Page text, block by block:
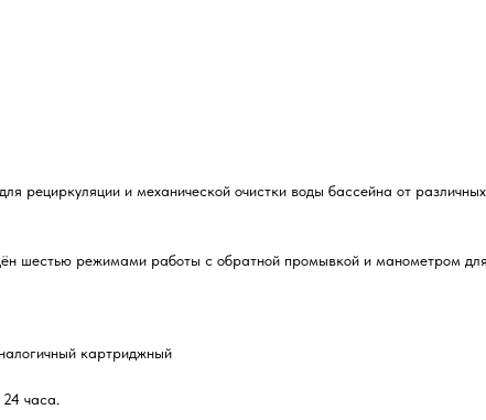
рециркуляции и механической очистки воды бассейна от
шестью режимами работы с обратной промывкой и манометром
картриджный
часа.